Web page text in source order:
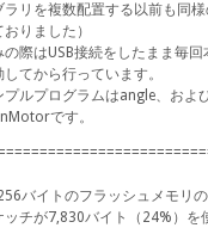
ラリを複数配置する以前も同
りました）
の際はUSB接続をしたまま毎回
てから行っています。
プルプログラムはangle、およ
です。
バイトのフラッシュメモリ
ッチが7,830バイト（24%）を